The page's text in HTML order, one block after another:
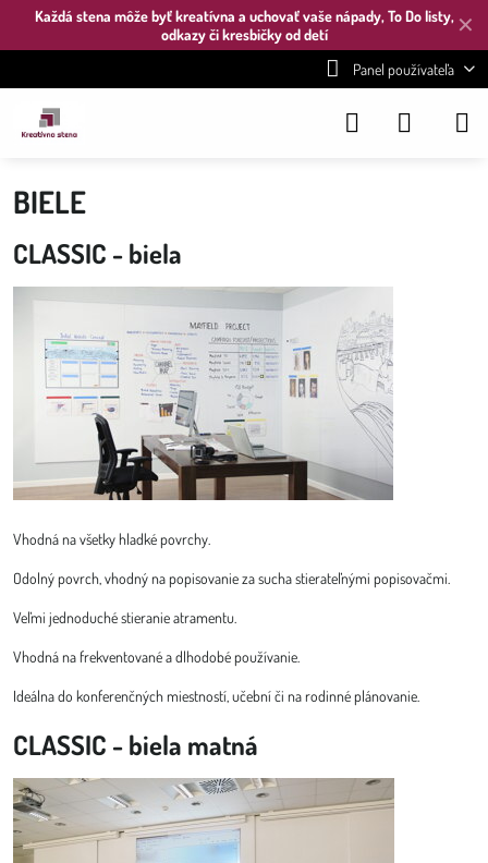
✕
Každá stena môže byť kreatívna a uchovať vaše nápady, To Do listy,
odkazy či kresbičky od detí
Panel používateľa
BIELE
CLASSIC - biela
Vhodná na všetky hladké povrchy.
Odolný povrch, vhodný na popisovanie za sucha stierateľnými popisovačmi.
Veľmi jednoduché stieranie atramentu.
Vhodná na frekventované a dlhodobé používanie.
Ideálna do konferenčných miestností, učební či na rodinné plánovanie.
CLASSIC - biela matná